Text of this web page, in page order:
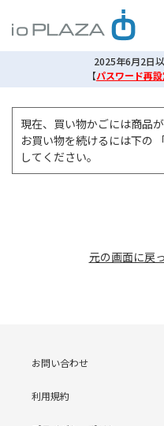
2025年6月2日
【パスワード再
現在、買い物かごには商品
お買い物を続けるには下の
してください。
元の画面に戻
お問い合わせ
利用規約